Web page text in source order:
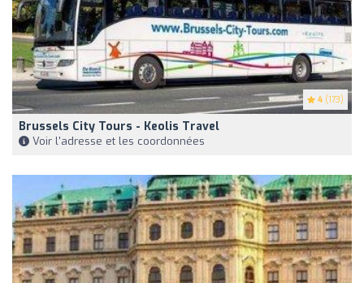
4 (173)
Brussels City Tours - Keolis Travel
Voir l'adresse et les coordonnées